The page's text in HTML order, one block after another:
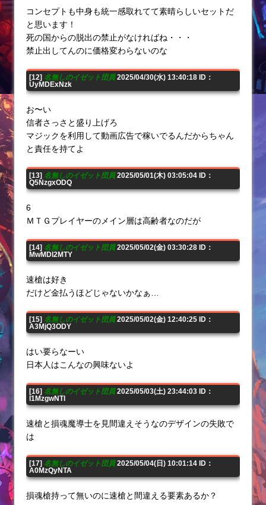
コンセプトも中身も統一感取れてて素晴らしいセットだ
と思います！
死の国からの脱出の禁止がなければね・・・
禁止出してんのに価格変わらないのな
[12] 名無しのイゼット団員2025/04/30(水) 13:40:18 ID：
UyMDExNzk
お〜い
信者さっさと盛り上げろ
マジックを利用して動画広告で稼いでるんだからちゃん
と責任を持てよ
[13] 名無しのイゼット団員2025/05/01(木) 03:05:04 ID：
Q5NzgxODQ
6
ＭＴＧプレイヤーのメイン層は高齢者なのだが
[14] 名無しのイゼット団員2025/05/02(金) 03:30:28 ID：
MwMDI2MTY
速槍は好き
だけど金払うほどじゃないかなぁ…
[15] 名無しのイゼット団員2025/05/02(金) 12:40:25 ID：
A3MjQ3ODY
はい要らなーい
日本人はこんなの興味ないよ
[16] 名無しのイゼット団員2025/05/03(土) 23:44:03 ID：
I1MzgwNTI
速槍と損魂魔導士を見間違えそうなのデザインの失敗で
は
[17] 名無しのイゼット団員2025/05/04(日) 10:01:14 ID：
A0MzQyNTA
損魂槍持って無いのに速槍と間違える要素あるか？